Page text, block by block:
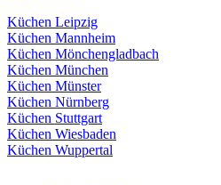
Küchen Leipzig
Küchen Mannheim
Küchen Mönchengladbach
Küchen München
Küchen Münster
Küchen Nürnberg
Küchen Stuttgart
Küchen Wiesbaden
Küchen Wuppertal